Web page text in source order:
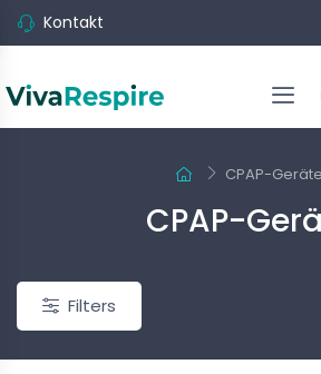
Kontakt
CPAP-Geräte
CPAP-
Filters